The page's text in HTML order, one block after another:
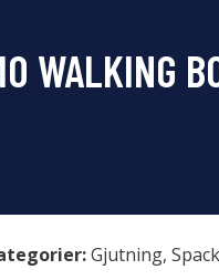
WALKING
Gjutning,